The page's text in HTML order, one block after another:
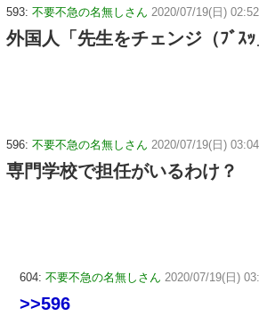
593: 不要不急の名無しさん 2020/07/19(日)
外国人「先生をチェンジ（ﾌﾞｽｯ
596: 不要不急の名無しさん 2020/07/19(日)
専門学校で担任がいるわけ？
604: 不要不急の名無しさん 2020/07/19(日)
>>596